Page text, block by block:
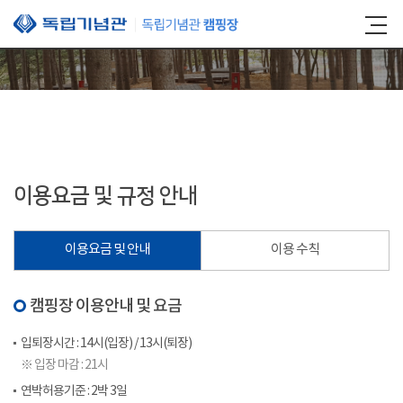
본문 바로가기
이용요금 및 규정 안내
이용요금 및 안내 이용 수칙
캠핑장 이용안내 및 요금
입퇴장시간 : 14시(입장) / 13시(퇴장)
※ 입장 마감 : 21시
연박허용기준 : 2박 3일